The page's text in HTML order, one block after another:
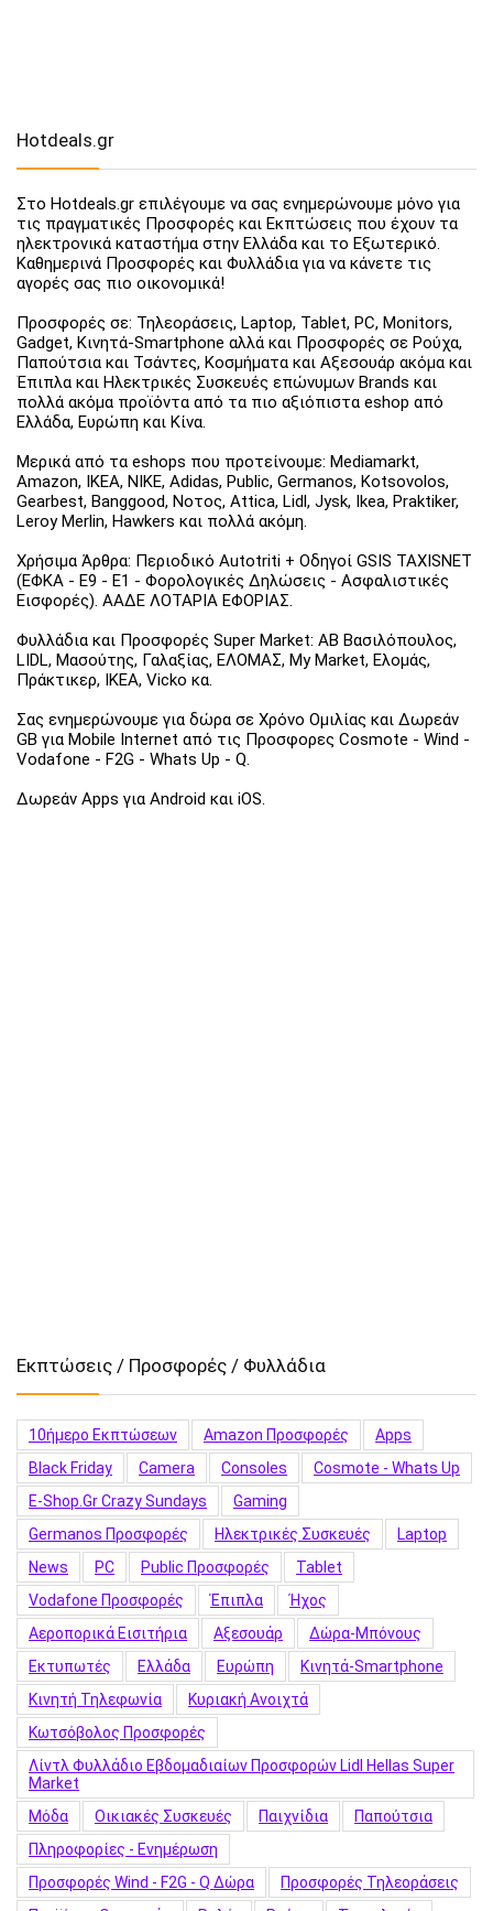
Hotdeals.gr
Στο Hotdeals.gr επιλέγουμε να σας ενημερώνουμε μόνο για
τις πραγματικές Προσφορές και Εκπτώσεις που έχουν τα
ηλεκτρονικά καταστήμα στην Ελλάδα και το Εξωτερικό.
Καθημερινά Προσφορές και Φυλλάδια για να κάνετε τις
αγορές σας πιο οικονομικά!
Προσφορές σε: Τηλεοράσεις, Laptop, Tablet, PC, Monitors,
Gadget, Κινητά-Smartphone αλλά και Προσφορές σε Ρούχα,
Παπούτσια και Τσάντες, Κοσμήματα και Αξεσουάρ ακόμα και
Έπιπλα και Ηλεκτρικές Συσκευές επώνυμων Brands και
πολλά ακόμα προϊόντα από τα πιο αξιόπιστα eshop από
Ελλάδα, Ευρώπη και Κίνα.
Μερικά από τα eshops που προτείνουμε: Mediamarkt,
Amazon, IKEA, NIKE, Adidas, Public, Germanos, Kotsovolos,
Gearbest, Banggood, Νοτος, Attica, Lidl, Jysk, Ikea, Praktiker,
Leroy Merlin, Hawkers και πολλά ακόμη.
Χρήσιμα Άρθρα: Περιοδικό Autotriti + Οδηγοί GSIS TAXISNET
(ΕΦΚΑ - Ε9 - Ε1 - Φορολογικές Δηλώσεις - Ασφαλιστικές
Εισφορές). ΑΑΔΕ ΛΟΤΑΡΙΑ ΕΦΟΡΙΑΣ.
Φυλλάδια και Προσφορές Super Market: ΑΒ Βασιλόπουλος,
LIDL, Μασούτης, Γαλαξίας, ΕΛΟΜΑΣ, My Market, Ελομάς,
Πράκτικερ, ΙΚΕΑ, Vicko κα.
Σας ενημερώνουμε για δώρα σε Χρόνο Ομιλίας και Δωρεάν
GB για Mobile Internet από τις Προσφορες Cosmote - Wind -
Vodafone - F2G - Whats Up - Q.
Δωρεάν Apps για Android και iOS.
Εκπτώσεις / Προσφορές / Φυλλάδια
10ήμερο Εκπτώσεων Amazon Προσφορές
Apps
Black Friday
Camera Consoles
Cosmote - Whats Up
E-Shop.gr Crazy Sundays
Gaming
Germanos Προσφορές
Hλεκτρικές Συσκευές
Laptop
News
PC Public Προσφορές
Tablet
Vodafone Προσφορές
Έπιπλα
Ήχος
Αεροπορικά Εισιτήρια
Αξεσουάρ
Δώρα-Μπόνους
Εκτυπωτές
Ελλάδα Ευρώπη
Κινητά-Smartphone
Κινητή Τηλεφωνία
Κυριακή Ανοιχτά
Κωτσόβολος Προσφορές
Λίντλ Φυλλάδιο Εβδομαδιαίων Προσφορών Lidl Hellas Super
Market
Μόδα
Οικιακές Συσκευές Παιχνίδια
Παπούτσια
Πληροφορίες - Ενημέρωση
Προσφορές Wind - F2G - Q Δώρα
Προσφορές Τηλεοράσεις